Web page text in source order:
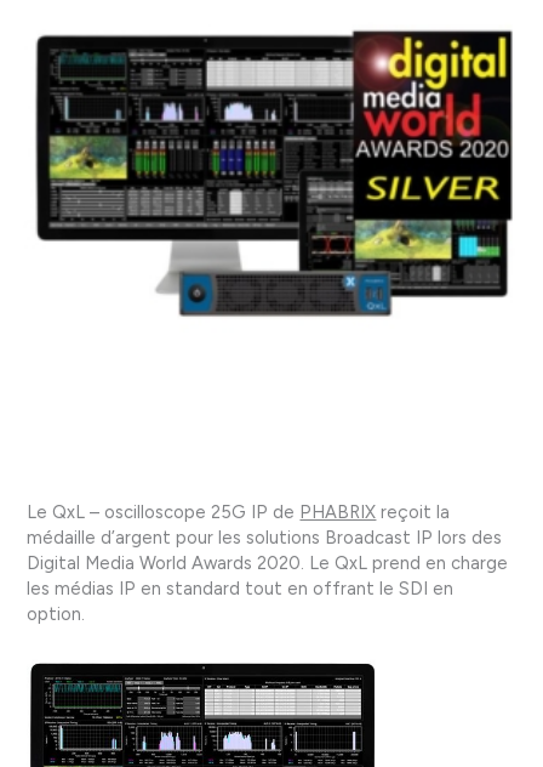
Le QxL – oscilloscope 25G IP de PHABRIX reçoit la
médaille d’argent pour les solutions Broadcast IP lors des
Digital Media World Awards 2020. Le QxL prend en charge
les médias IP en standard tout en offrant le SDI en
option.